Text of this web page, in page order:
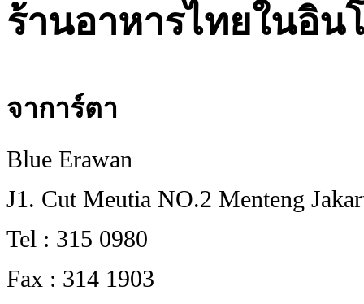
ร้านอาหารไทยในอิน
จาการ์ตา
Blue Erawan
J1. Cut Meutia NO.2 Menteng
Tel : 315 0980
Fax : 314 1903